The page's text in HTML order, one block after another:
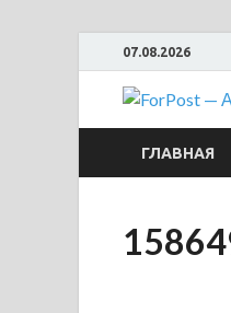
07.08.2026
ГЛАВНАЯ